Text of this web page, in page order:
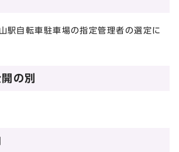
駅自転車駐車場の指定管理者の選定に
の別